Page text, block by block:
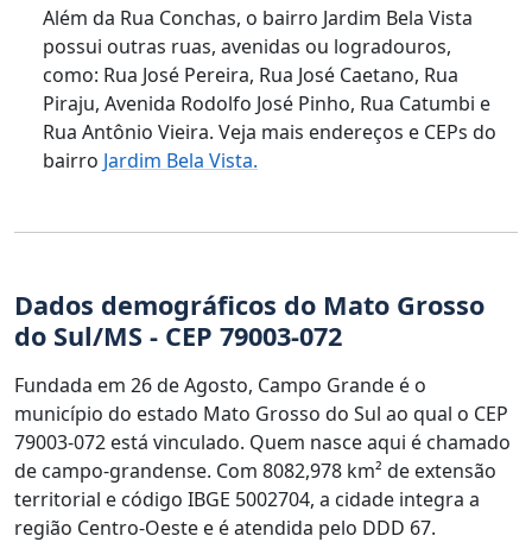
Além da Rua Conchas, o bairro Jardim Bela Vista
possui outras ruas, avenidas ou logradouros,
como: Rua José Pereira, Rua José Caetano, Rua
Piraju, Avenida Rodolfo José Pinho, Rua Catumbi e
Rua Antônio Vieira. Veja mais endereços e CEPs do
bairro Jardim Bela Vista.
Dados demográficos do Mato Grosso
do Sul/MS - CEP 79003-072
Fundada em 26 de Agosto, Campo Grande é o
município do estado Mato Grosso do Sul ao qual o CEP
79003-072 está vinculado. Quem nasce aqui é chamado
de campo-grandense. Com 8082,978 km² de extensão
territorial e código IBGE 5002704, a cidade integra a
região Centro-Oeste e é atendida pelo DDD 67.